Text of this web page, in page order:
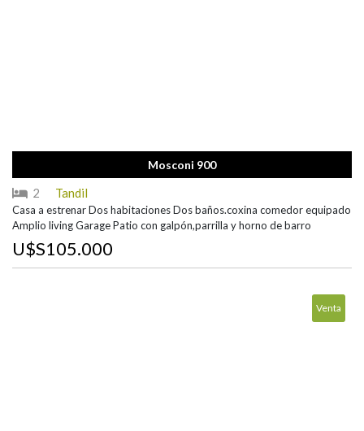
Mosconi 900
2 Tandil
Casa a estrenar Dos habitaciones Dos baños.coxina comedor equipado
Amplio living Garage Patio con galpón,parrilla y horno de barro
U$S105.000
Venta